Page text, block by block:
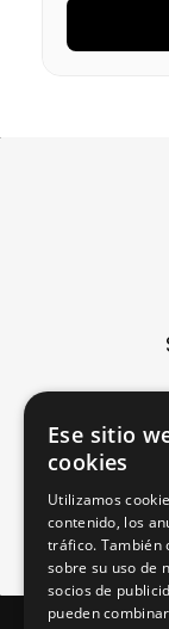
Ese sitio
cookies
Utilizamos
contenido, los
tráfico. También
sobre su uso de
socios de
pueden